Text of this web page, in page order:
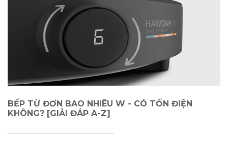
BẾP TỪ ĐƠN BAO NHIÊU W - CÓ TỐN ĐIỆN
KHÔNG? [GIẢI ĐÁP A-Z]